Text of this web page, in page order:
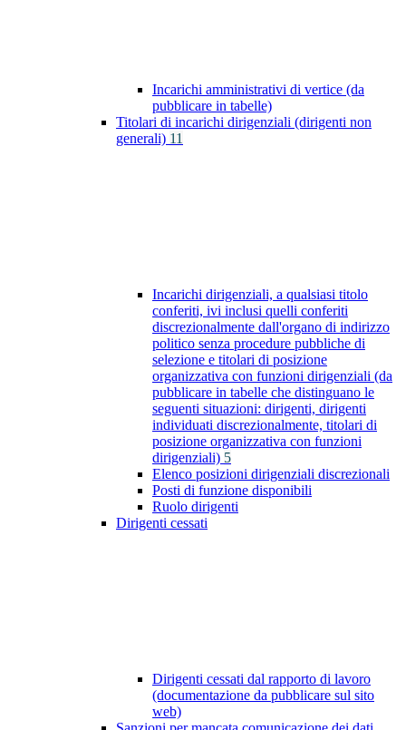
Incarichi amministrativi di vertice (da
pubblicare in tabelle)
Titolari di incarichi dirigenziali (dirigenti non
generali) 11
Incarichi dirigenziali, a qualsiasi titolo
conferiti, ivi inclusi quelli conferiti
discrezionalmente dall'organo di indirizzo
politico senza procedure pubbliche di
selezione e titolari di posizione
organizzativa con funzioni dirigenziali (da
pubblicare in tabelle che distinguano le
seguenti situazioni: dirigenti, dirigenti
individuati discrezionalmente, titolari di
posizione organizzativa con funzioni
dirigenziali) 5
Elenco posizioni dirigenziali discrezionali
Posti di funzione disponibili
Ruolo dirigenti
Dirigenti cessati
Dirigenti cessati dal rapporto di lavoro
(documentazione da pubblicare sul sito
web)